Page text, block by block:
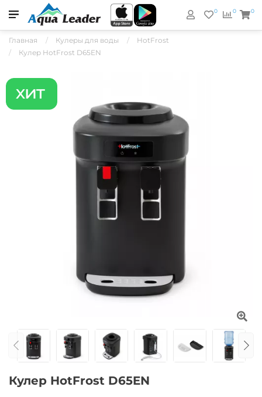
0
0 0
Главная Кулеры для воды
HotFrost
Кулер HotFrost D65EN
Кулер HotFrost D65EN